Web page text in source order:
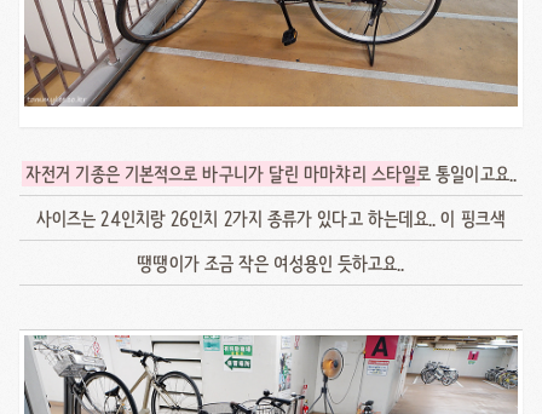
자전거 기종은 기본적으로 바구니가 달린 마마챠리 스타일로 통일이고요..
사이즈는 24인치랑 26인치 2가지 종류가 있다고 하는데요.. 이 핑크색
땡땡이가 조금 작은 여성용인 듯하고요..